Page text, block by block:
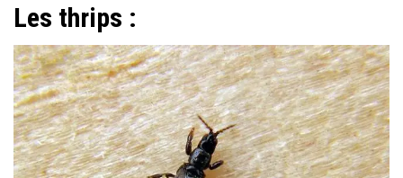
Les thrips :